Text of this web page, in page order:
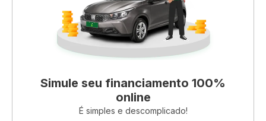
Simule seu financiamento 100%
online
É simples e descomplicado!